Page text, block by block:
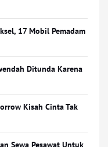
17 Mobil Pemadam
Ditunda Karena
Kisah Cinta Tak
Sewa Pesawat Untuk